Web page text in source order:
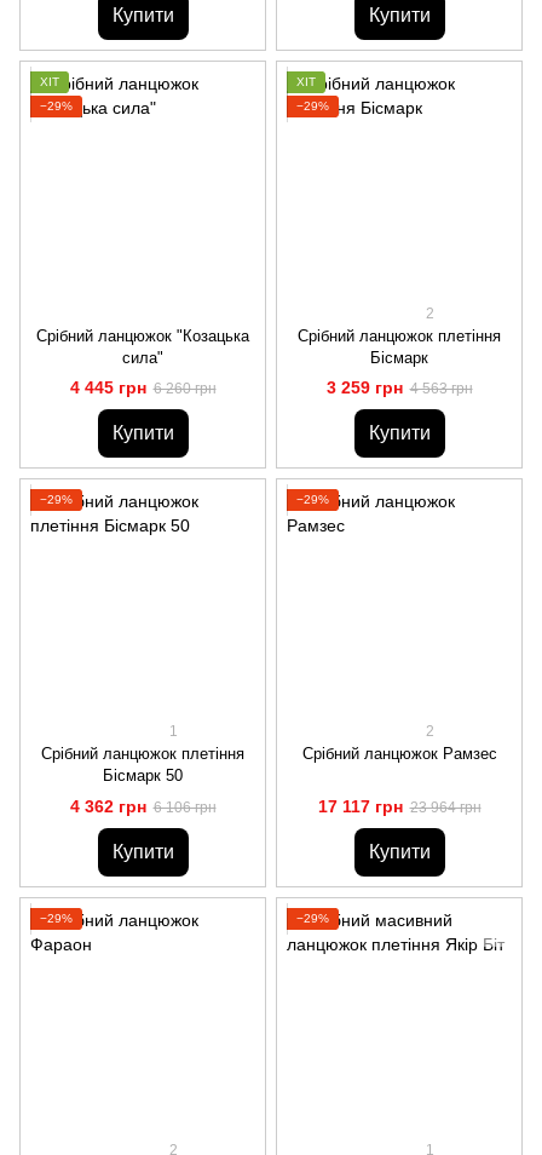
Купити Купити
ХІТ
−29%
Срібний ланцюжок "Козацька
сила"
4 445 грн 6 260 грн
Купити
ХІТ
−29%
2
Срібний ланцюжок плетіння
Бісмарк
3 259 грн 4 563 грн
Купити
−29%
1
Срібний ланцюжок плетіння
Бісмарк 50
4 362 грн 6 106 грн
Купити
−29%
2
Срібний ланцюжок Рамзес
17 117 грн 23 964 грн
Купити
−29%
2
−29%
1